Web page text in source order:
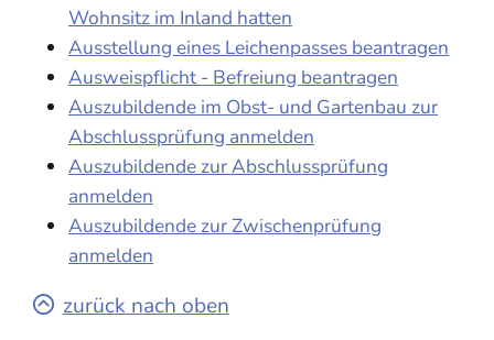
Wohnsitz im Inland hatten
Ausstellung eines Leichenpasses beantragen
Ausweispflicht - Befreiung beantragen
Auszubildende im Obst- und Gartenbau zur
Abschlussprüfung anmelden
Auszubildende zur Abschlussprüfung
anmelden
Auszubildende zur Zwischenprüfung
anmelden
zurück nach oben